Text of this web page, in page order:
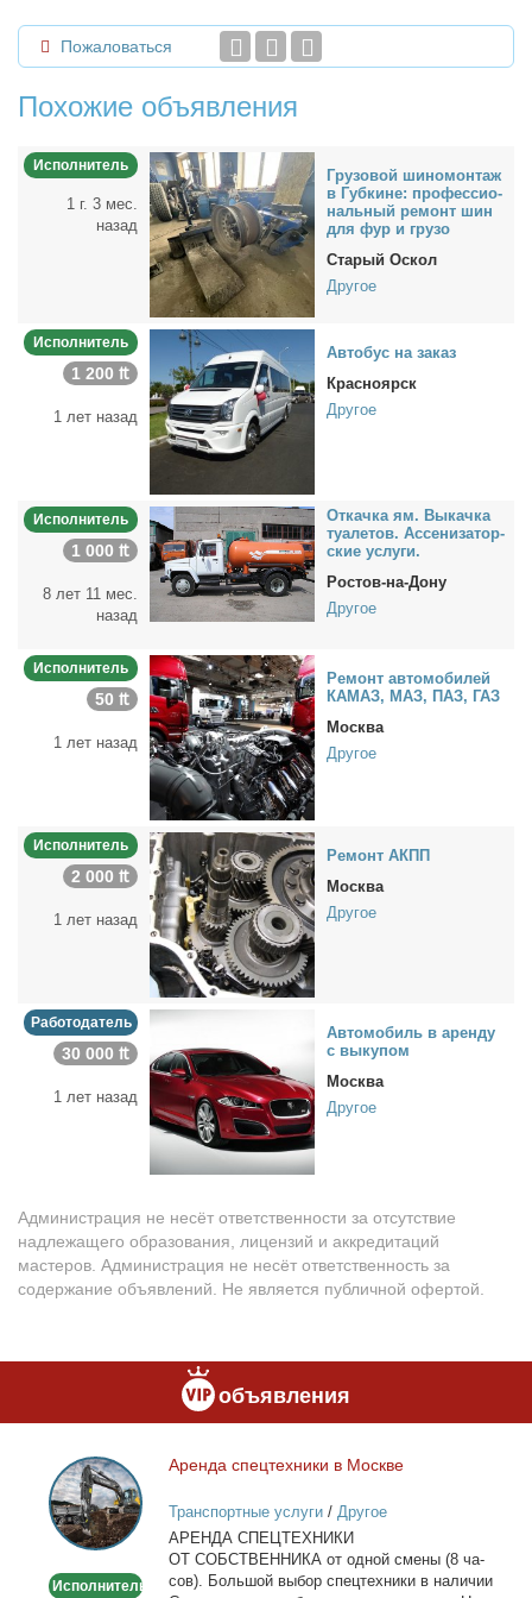
Пожаловаться
Похожие объявления
Исполнитель
1 г. 3 мес.
назад
Гру­зо­вой ши­но­мон­таж
в Губ­кине: про­фес­сио­
наль­ный ре­монт шин
для фур и гру­зо
Старый Оскол
Другое
Исполнитель
1 200 ₶
1 лет назад
Ав­то­бус на за­каз
Красноярск
Другое
Исполнитель
1 000 ₶
8 лет 11 мес.
назад
От­кач­ка ям. Вы­кач­ка
туа­ле­тов. Ас­се­ни­за­тор­
ские услу­ги.
Ростов-на-Дону
Другое
Исполнитель
50 ₶
1 лет назад
Ре­монт ав­то­мо­би­лей
КАМАЗ, МАЗ, ПАЗ, ГАЗ
Москва
Другое
Исполнитель
2 000 ₶
1 лет назад
Ре­монт АКПП
Москва
Другое
Работодатель
30 000 ₶
1 лет назад
Ав­то­мо­биль в арен­ду
с вы­ку­пом
Москва
Другое
Администрация не несёт ответственности за отсутствие
надлежащего образования, лицензий и аккредитаций
мастеров. Администрация не несёт ответственность за
содержание объявлений. Не является публичной офертой.
объявления
Аренда
спецтехники
в
Москве
Исполнитель
Арен­да спец­тех­ни­ки в Москве
Транспортные услуги/ Другое
АРЕНДА СПЕЦТЕХНИКИ
ОТ СОБСТВЕННИКА от од­ной сме­ны (8 ча­
сов). Боль­шой вы­бор спец­тех­ни­ки в на­ли­чии